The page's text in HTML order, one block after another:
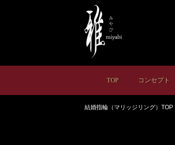
TOP コンセプト
結婚指輪（マリッジリング）TOP